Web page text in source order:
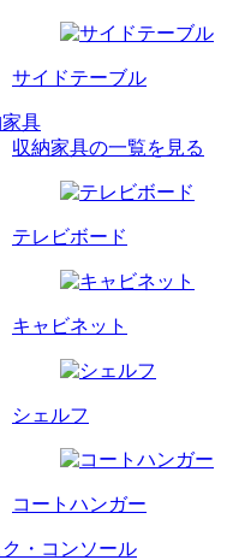
サイドテーブル
具
収納家具の一覧を見る
テレビボード
キャビネット
シェルフ
コートハンガー
・コンソール